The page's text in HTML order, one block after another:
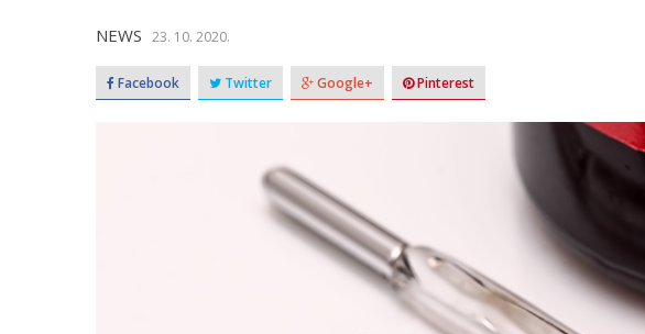
NEWS 23. 10. 2020.
Facebook Twitter Google+ Pinterest